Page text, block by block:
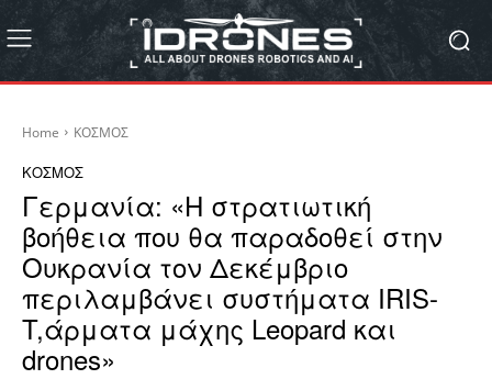
Home ΚΟΣΜΟΣ
ΚΟΣΜΟΣ
Γερμανία: «Η στρατιωτική
βοήθεια που θα παραδοθεί στην
Ουκρανία τον Δεκέμβριο
περιλαμβάνει συστήματα IRIS-
T,άρματα μάχης Leopard και
drones»